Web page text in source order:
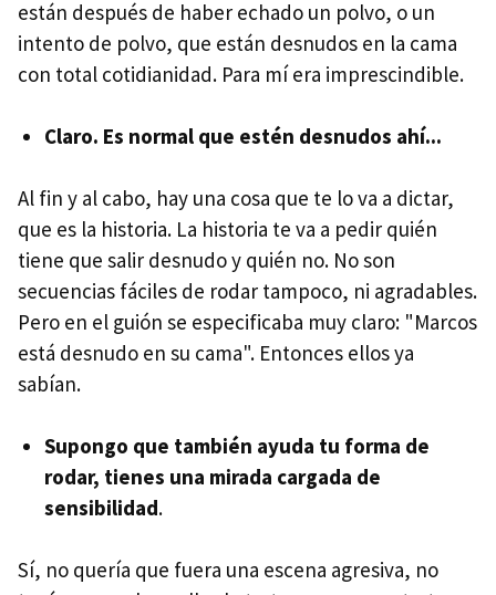
están después de haber echado un polvo, o un
intento de polvo, que están desnudos en la cama
con total cotidianidad. Para mí era imprescindible.
Claro. Es normal que estén desnudos ahí...
Al fin y al cabo, hay una cosa que te lo va a dictar,
que es la historia. La historia te va a pedir quién
tiene que salir desnudo y quién no. No son
secuencias fáciles de rodar tampoco, ni agradables.
Pero en el guión se especificaba muy claro: "Marcos
está desnudo en su cama". Entonces ellos ya
sabían.
Supongo que también ayuda tu forma de
rodar, tienes una mirada cargada de
sensibilidad.
Sí, no quería que fuera una escena agresiva, no